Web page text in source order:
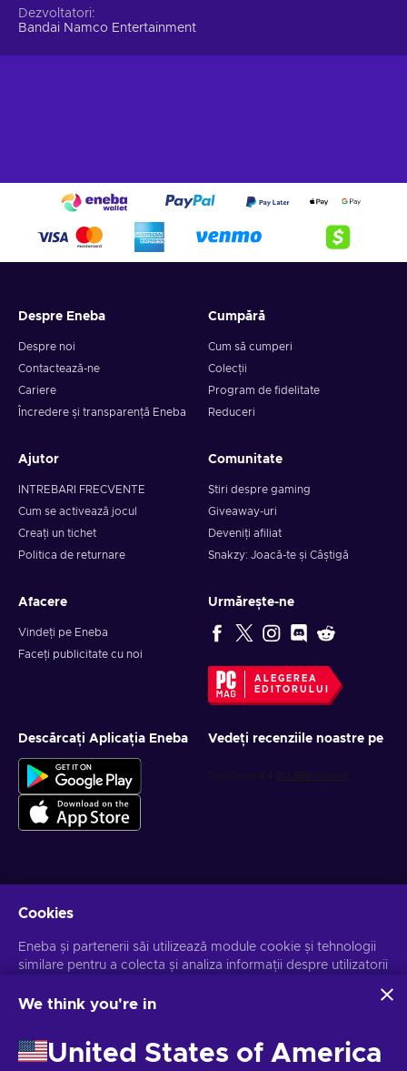
Dezvoltatori
Bandai Namco Entertainment
Despre Eneba
Despre noi
Contactează-ne
Cariere
Încredere și transparență Eneba
Cumpără
Cum să cumperi
Colecții
Program de fidelitate
Reduceri
Ajutor
INTREBARI FRECVENTE
Cum se activează jocul
Creați un tichet
Politica de returnare
Comunitate
Știri despre gaming
Giveaway-uri
Deveniți afiliat
Snakzy: Joacă-te și Câștigă
Afacere
Vindeți pe Eneba
Faceți publicitate cu noi
Urmărește-ne
ALEGEREA
EDITORULUI
Descărcați Aplicația Eneba Vedeți recenziile noastre pe
Te poți dezabona la orice moment. ViziteazăNotificarea de
Cookies
Eneba și partenerii săi utilizează module cookie și tehnologii
similare pentru a colecta și analiza informații despre utilizatorii
conținutul, publicitatea și alte servicii de pe site. Datele dvs.
Făcând clic pe "Accept all", sunteți de acord cu utilizarea
acestor tehnologii de către Eneba și partenerii săi. Vă puteți
We think you're in
United States of America